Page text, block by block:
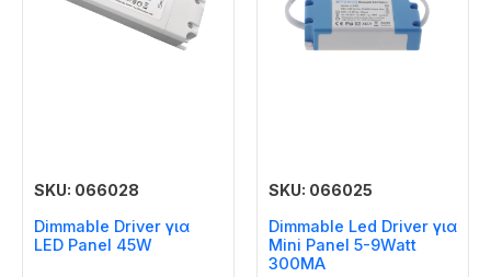
SKU: 066028
Dimmable Driver για
LED Panel 45W
SKU: 066025
Dimmable Led Driver για
Mini Panel 5-9Watt
300MA